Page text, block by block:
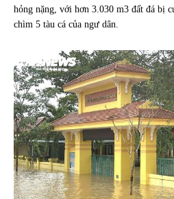
hỏng nặng, với hơn 3.030 m3 đất đá bị
chìm 5 tàu cá của ngư dân.